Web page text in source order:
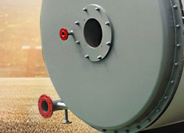
燃气有机热载体锅炉
生物质有机热载体炉
YY(Q)W系列燃油(气)
YLW系列有机热载体炉
YGL系列生物质有机热